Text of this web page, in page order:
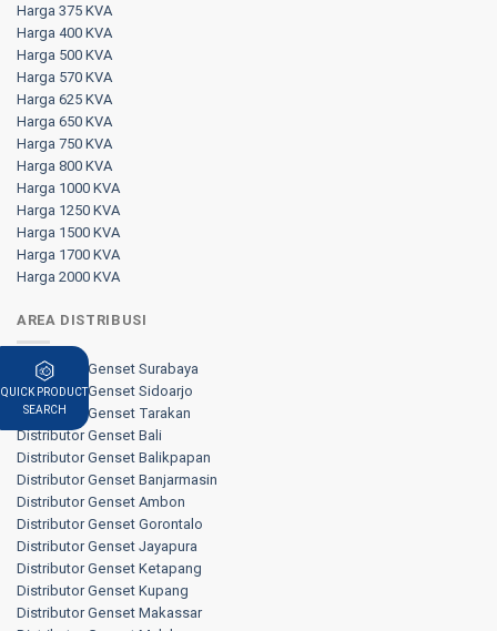
Harga 375 KVA
Harga 400 KVA
Harga 500 KVA
Harga 570 KVA
Harga 625 KVA
Harga 650 KVA
Harga 750 KVA
Harga 800 KVA
Harga 1000 KVA
Harga 1250 KVA
Harga 1500 KVA
Harga 1700 KVA
Harga 2000 KVA
AREA DISTRIBUSI
Distributor Genset Surabaya
Distributor Genset Sidoarjo
Distributor Genset Tarakan
Distributor Genset Bali
Distributor Genset Balikpapan
Distributor Genset Banjarmasin
Distributor Genset Ambon
Distributor Genset Gorontalo
Distributor Genset Jayapura
Distributor Genset Ketapang
Distributor Genset Kupang
Distributor Genset Makassar
QUICK PRODUCT
SEARCH